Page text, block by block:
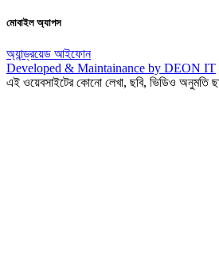
মোবাইল অ্যাপস
অ্যান্ড্রয়েড আইফোন
Developed & Maintainance by DEON IT
এই ওয়েবসাইটের কোনো লেখা, ছবি, ভিডিও অনুমতি